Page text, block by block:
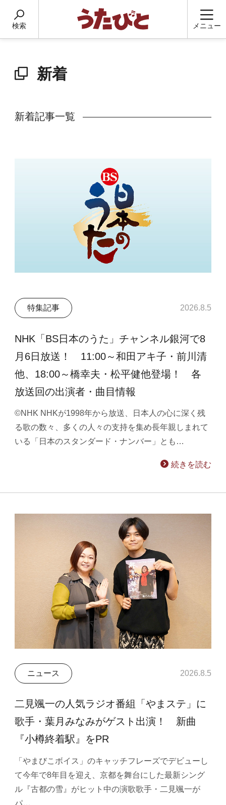
検索 メニュー
新着
新着記事一覧
特集記事 2026.8.5
NHK「BS日本のうた」チャンネル銀河で8
月6日放送！ 11:00～和田アキ子・前川清
他、18:00～橋幸夫・松平健他登場！ 各
放送回の出演者・曲目情報
©NHK NHKが1998年から放送、日本人の心に深く残
る歌の数々、多くの人々の支持を集め長年親しまれて
いる「日本のスタンダード・ナンバー」とも…
続きを読む
ニュース 2026.8.5
二見颯一の人気ラジオ番組「やまステ」に
歌手・葉月みなみがゲスト出演！ 新曲
『小樽終着駅』をPR
「やまびこボイス」のキャッチフレーズでデビューし
て今年で8年目を迎え、京都を舞台にした最新シング
ル『古都の雪』がヒット中の演歌歌手・二見颯一が
パ…